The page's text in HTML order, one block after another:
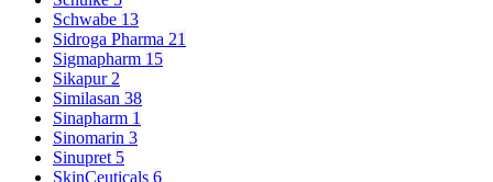
Schwabe 13
Sidroga Pharma 21
Sigmapharm 15
Sikapur2
Similasan 38
Sinapharm 1
Sinomarin 3
Sinupret 5
SkinCeuticals 6